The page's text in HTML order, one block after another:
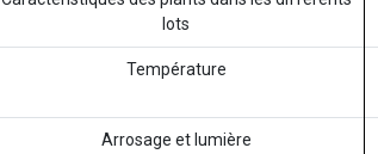
lots
Température
Arrosage et lumière